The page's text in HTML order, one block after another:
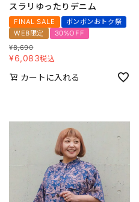
スラリゆったりデニム
FINAL SALE
ボンボンおトク祭
WEB限定
30%OFF
¥8,690
¥6,083税込
カートに入れる